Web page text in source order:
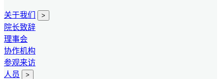
关于我们 >
院长致辞
理事会
协作机构
参观来访
人员
>